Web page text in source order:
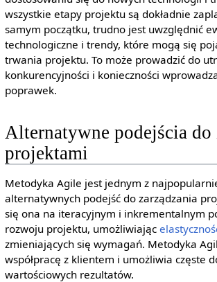
wszystkie etapy projektu są dokładnie
samym początku, trudno jest uwzględnić
technologiczne i trendy, które mogą się
trwania projektu. To może prowadzić do
konkurencyjności i konieczności
poprawek.
Alternatywne podejścia do
projektami
Metodyka Agile jest jednym z
alternatywnych podejść do zarządzania
się ona na iteracyjnym i inkrementalnym
rozwoju projektu, umożliwiając
zmieniających się wymagań. Metodyka
współpracę z klientem i umożliwia częste
wartościowych rezultatów.